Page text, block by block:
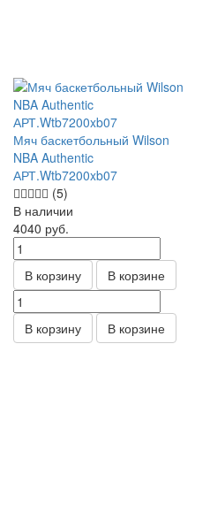
Мяч баскетбольный Wilson
NBA Authentic
АРТ.Wtb7200xb07
(5)
В наличии
4040 руб.
В корзину В корзине
В корзину В корзине